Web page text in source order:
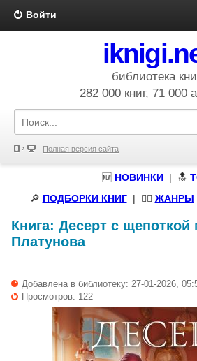
Войти
библиотека
282 000 книг, 71 000
Полная версия сайта
🆕 НОВИНКИ | 🔝
🔎 ПОДБОРКИ КНИГ| 🧝‍♀️ ЖАНРЫ
Книга: Десерт с щепоткой
Платунова
Добавлена в библиотеку: 27-01-2026,
Просмотров: 122